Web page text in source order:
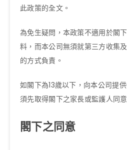
此政策的全文。
為免生疑問，本政策不適用於閣
料，而本公司無須就第三方收集
的方式負責。
如閣下為13歲以下，向本公司提
須先取得閣下之家長或監護人同意
閣下之同意